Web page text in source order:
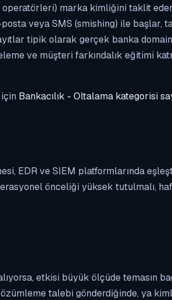
operatörleri) marka kimliğini taklit
veya SMS (smishing) ile
tipik olarak gerçek banka
ve müşteri farkındalık eğitimi
Bankacılık - Oltalama kategorisi
EDR ve SIEM platformlarında
önceliği yüksek tutulmalı,
etkisi büyük ölçüde temasın
talebi gönderdiğinde, ya